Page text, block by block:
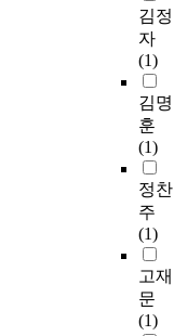
김정
자
(1)
김명
훈
(1)
정찬
주
(1)
고재
문
(1)